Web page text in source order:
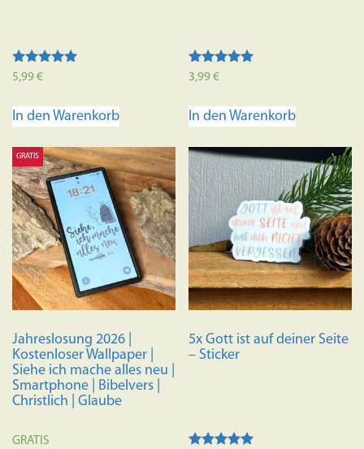
Bewertet mit
5,99€
In den Warenkorb
Bewertet mit
3,99€
In den Warenkorb
GRATIS
Jahreslosung 2026 |
Kostenloser Wallpaper |
Siehe ich mache alles neu |
Smartphone | Bibelvers |
Christlich | Glaube
GRATIS
5x Gott ist auf deiner Seite
– Sticker